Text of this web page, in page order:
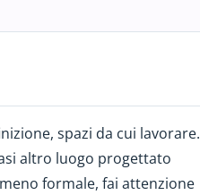
spazi da cui lavorare.
altro luogo progettato
formale, fai attenzione